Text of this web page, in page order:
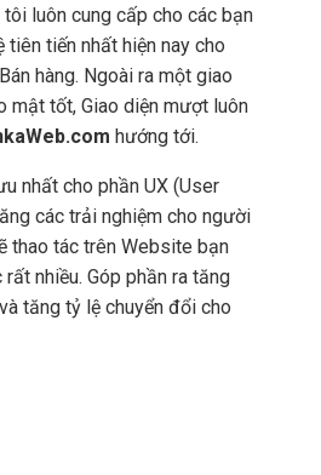
tôi luôn cung cấp cho các bạn
tiên tiến nhất hiện nay cho
hàng. Ngoài ra một giao
mật tốt, Giao diện mượt luôn
hướng tới.
nhất cho phần UX (User
các trải nghiệm cho người
thao tác trên Website bạn
nhiều. Góp phần ra tăng
tăng tỷ lệ chuyển đổi cho